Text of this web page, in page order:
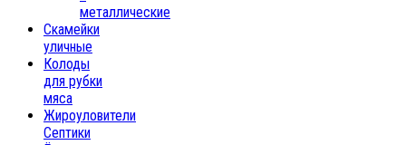
металлические
Скамейки
уличные
Колоды
для рубки
мяса
Жироуловители
Септики